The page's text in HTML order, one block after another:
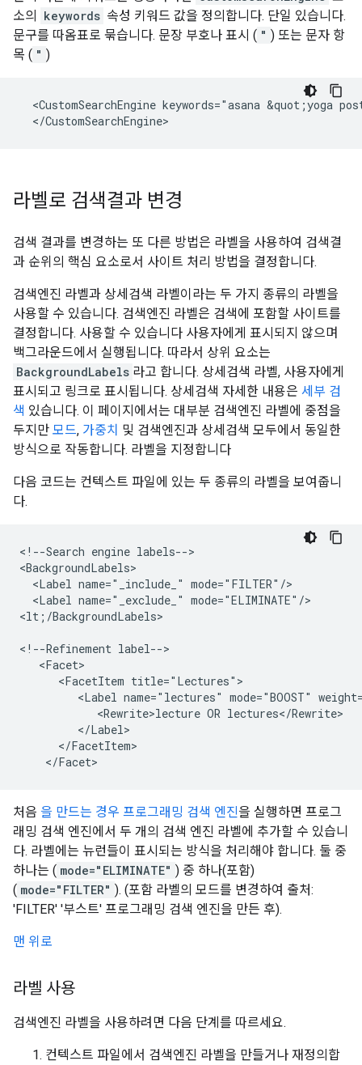
소의
keywords 속성 키워드 값을 정의합니다. 단일 있습니다.
문구를 따옴표로 묶습니다. 문장 부호나 표시 ( " ) 또는 문자 항
목 ( " )
<CustomSearchEngine keywords="asana &quot;yoga
  </CustomSearchEngine>
라벨로 검색결과 변경
검색 결과를 변경하는 또 다른 방법은 라벨을 사용하여 검색결
과 순위의 핵심 요소로서 사이트 처리 방법을 결정합니다.
검색엔진 라벨과 상세검색 라벨이라는 두 가지 종류의 라벨을
사용할 수 있습니다. 검색엔진 라벨은 검색에 포함할 사이트를
결정합니다. 사용할 수 있습니다 사용자에게 표시되지 않으며
백그라운드에서 실행됩니다. 따라서 상위 요소는
BackgroundLabels 라고 합니다. 상세검색 라벨, 사용자에게
표시되고 링크로 표시됩니다. 상세검색 자세한 내용은 세부 검
색 있습니다. 이 페이지에서는 대부분 검색엔진 라벨에 중점을
두지만 모드, 가중치 및 검색엔진과 상세검색 모두에서 동일한
방식으로 작동합니다. 라벨을 지정합니다
다음 코드는 컨텍스트 파일에 있는 두 종류의 라벨을 보여줍니
다.
<!--Search engine labels-->
<BackgroundLabels>
  <Label name="_include_" mode="FILTER"/>
  <Label name="_exclude_" mode="ELIMINATE"/>
<lt;/BackgroundLabels>
<!--Refinement label-->
   <Facet>
      <FacetItem title="Lectures">
<Label name="lectures" mode="BOOST"
            <Rewrite>lecture OR lectures</Rewrite>
         </Label>
      </FacetItem>
    </Facet>
처음 을 만드는 경우 프로그래밍 검색 엔진을 실행하면 프로그
래밍 검색 엔진에서 두 개의 검색 엔진 라벨에 추가할 수 있습니
다. 라벨에는 뉴런들이 표시되는 방식을 처리해야 합니다. 둘 중
하나는 ( mode="ELIMINATE" ) 중 하나(포함)
( mode="FILTER" ). (포함 라벨의 모드를 변경하여 출처:
'FILTER' '부스트' 프로그래밍 검색 엔진을 만든 후).
맨 위로
라벨 사용
검색엔진 라벨을 사용하려면 다음 단계를 따르세요.
컨텍스트 파일에서 검색엔진 라벨을 만들거나 재정의합